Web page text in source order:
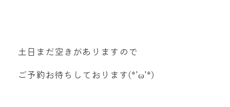
土日まだ空きがありますので
ご予約お待ちしております(*'ω'*)